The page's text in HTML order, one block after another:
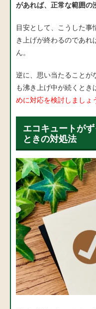
があれば、正常な範囲の
目安として、こうした
き上げが終わるのであ
ん。
逆に、思い当たることが
も沸き上げ中が続くとき
めに対応を検討しましょ
エコキュートが
ときの対処法